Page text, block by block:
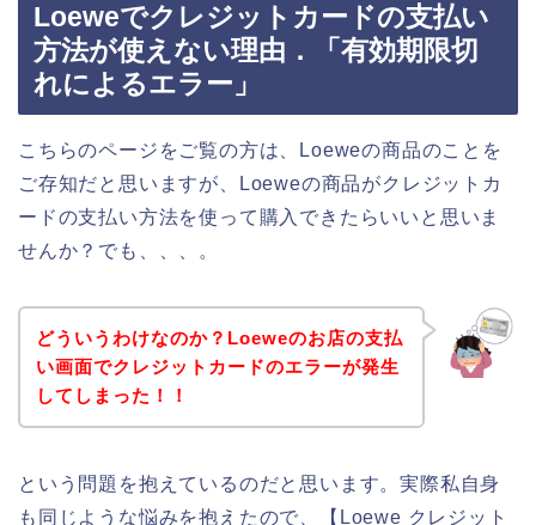
Loeweでクレジットカードの支払い
方法が使えない理由．「有効期限切
れによるエラー」
こちらのページをご覧の方は、Loeweの商品のことを
ご存知だと思いますが、Loeweの商品がクレジットカ
ードの支払い方法を使って購入できたらいいと思いま
せんか？でも、、、。
どういうわけなのか？Loeweのお店の支払
い画面でクレジットカードのエラーが発生
してしまった！！
という問題を抱えているのだと思います。実際私自身
も同じような悩みを抱えたので、【Loewe クレジット